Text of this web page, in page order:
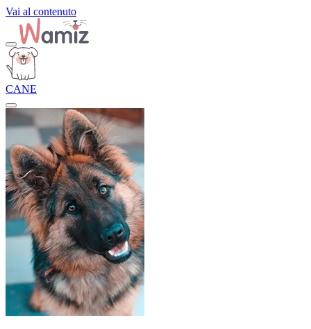
Vai al contenuto
CANE